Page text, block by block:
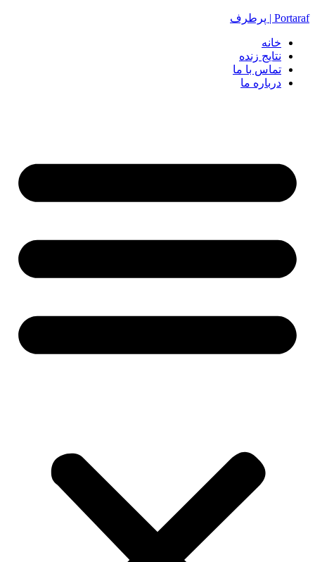
Portaraf | پرطرف
خانه
نتایج زنده
تماس با ما
درباره ما